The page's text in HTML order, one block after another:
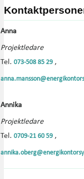
Anna
Projektledare
Tel. 073-508 85 29 ,
Annika
Projektledare
Tel. 0709-21 60 59 ,